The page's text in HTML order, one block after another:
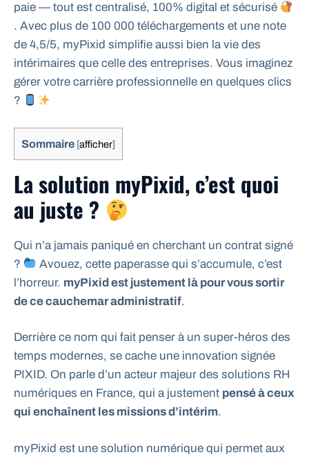
paie — tout est centralisé, 100% digital et sécurisé
. Avec plus de 100 000 téléchargements et une note
de 4,5/5, myPixid simplifie aussi bien la vie des
intérimaires que celle des entreprises. Vous imaginez
gérer votre carrière professionnelle en quelques clics
?
Sommaire [afficher]
La solution myPixid, c’est quoi
au juste ?
Qui n’a jamais paniqué en cherchant un contrat signé
?
Avouez, cette paperasse qui s’accumule, c’est
l’horreur. myPixid est justement là pour vous sortir
de ce cauchemar administratif.
Derrière ce nom qui fait penser à un super-héros des
temps modernes, se cache une innovation signée
PIXID. On parle d’un acteur majeur des solutions RH
numériques en France, qui a justement pensé à ceux
qui enchaînent les missions d’intérim.
myPixid est une solution numérique qui permet aux